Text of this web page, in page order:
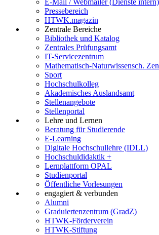
E-Mail / Webmailer (Dienste intern)
Pressebereich
HTWK.magazin
Zentrale Bereiche
Bibliothek und Katalog
Zentrales Prüfungsamt
IT-Servicezentrum
Mathematisch-Naturwissensch.
Sport
Hochschulkolleg
Akademisches Auslandsamt
Stellenangebote
Stellenportal
Lehre und Lernen
Beratung für Studierende
E-Learning
Digitale Hochschullehre (IDLL)
Hochschuldidaktik +
Lernplattform OPAL
Studienportal
Öffentliche Vorlesungen
engagiert & verbunden
Alumni
Graduiertenzentrum (GradZ)
HTWK-Förderverein
HTWK-Stiftung